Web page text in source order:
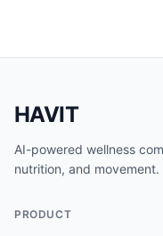
HAVIT
AI-powered wellness
nutrition, and movement.
PRODUCT